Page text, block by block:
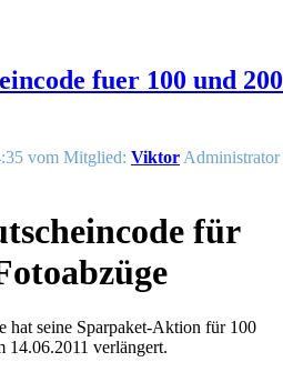
fuer 100 und 200
vom Mitglied: Viktor Administrator
für
hat seine Sparpaket-Aktion für 100
14.06.2011 verlängert.